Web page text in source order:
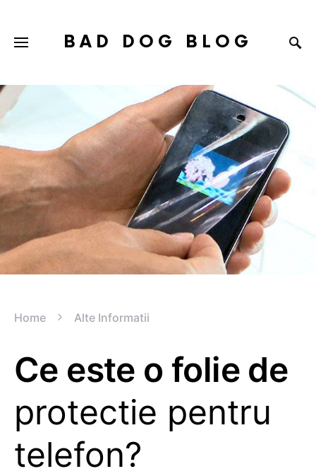
BAD DOG BLOG
Home Alte Informatii
Ce este o folie de
protectie pentru
telefon?